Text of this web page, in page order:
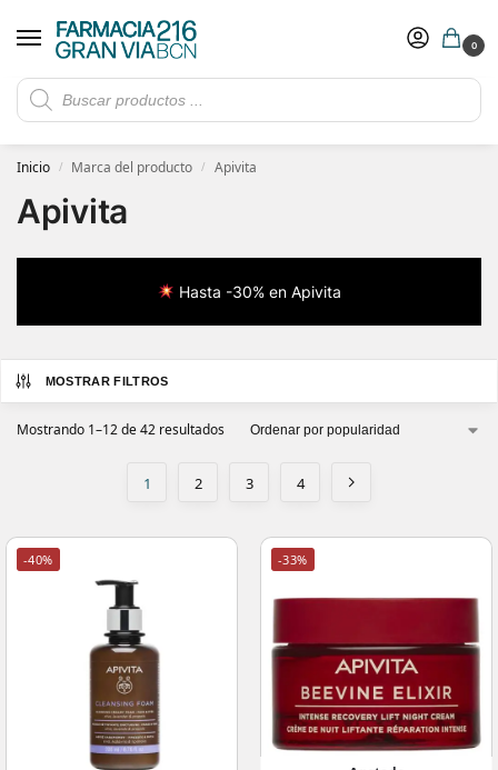
0
Rebajas de verano hasta -30%
​ 5€ de descuento con el cupón 5GRANVIA (compras superiores a 150€)
Inicio / Marca del producto / Apivita
Apivita
Hasta -30% en Apivita
MOSTRAR FILTROS
Mostrando 1–12 de 42 resultados
1 2 3 4
-40% -33%